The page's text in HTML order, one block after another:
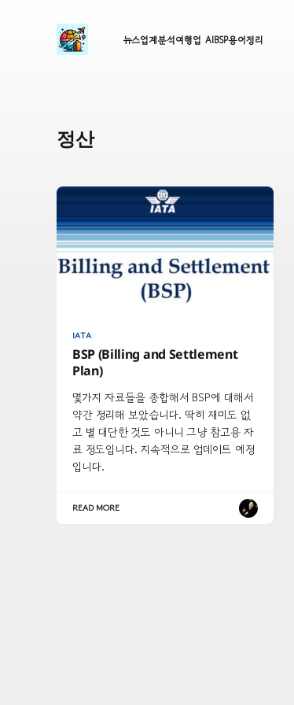
뉴스업계분석여행업 AIBSP용어정리
정산
IATA
BSP (Billing and Settlement
Plan)
몇가지 자료들을 종합해서 BSP에 대해서
약간 정리해 보았습니다. 딱히 재미도 없
고 별 대단한 것도 아니니 그냥 참고용 자
료 정도입니다. 지속적으로 업데이트 예정
입니다.
READ MORE